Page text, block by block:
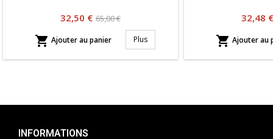
Prix
32,50 € Prix
habituel
65,00 €
 Ajouter au panier Plus
Prix
32,48 €
 Ajouter au
INFORMATIONS